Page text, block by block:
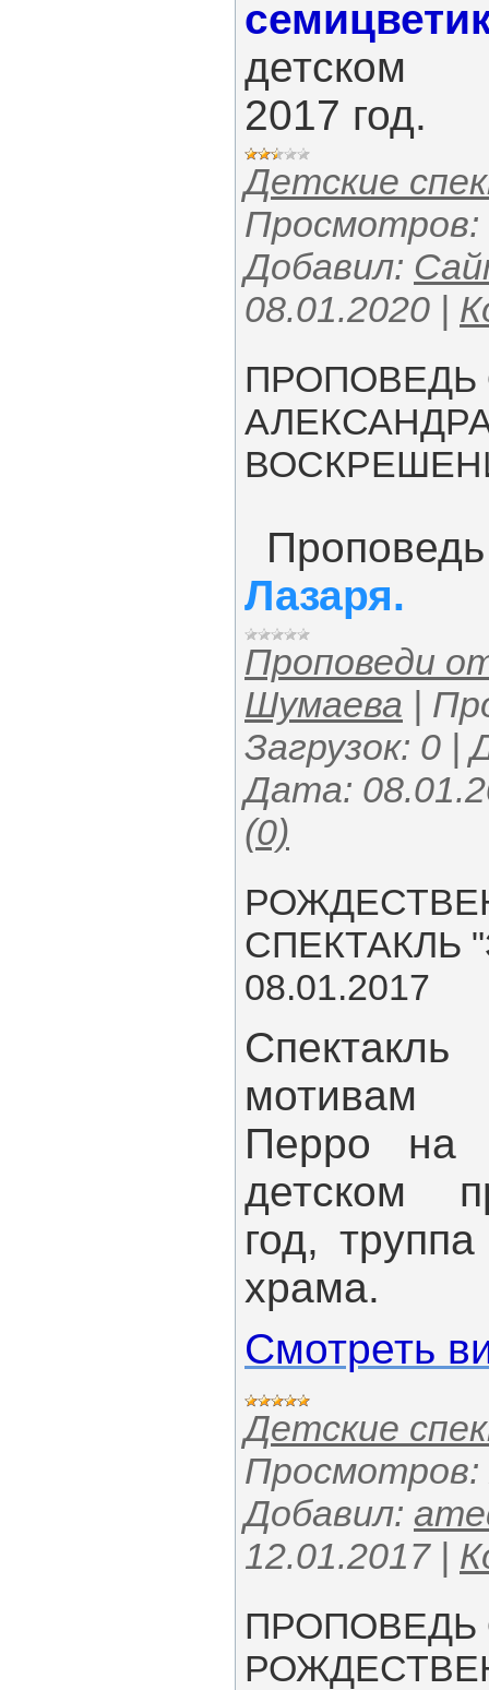
2017 год.
Детские
Просмотров:
Добавил:
08.01.2020 |
ПРОПОВЕДЬ
Лазаря.
Проповеди
Шумаева |
Загрузок: 0 |
Дата:
(0)
СПЕКТАКЛЬ
08.01.2017
мотивам
Перро на
детском
год,
храма.
Смотреть
Детские
Просмотров:
Добавил:
12.01.2017 |